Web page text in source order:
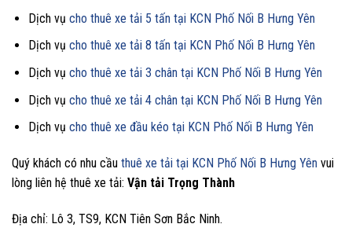
Dịch vụ cho thuê xe tải 5 tấn tại KCN Phố Nối B Hưng Yên
Dịch vụ cho thuê xe tải 8 tấn tại KCN Phố Nối B Hưng Yên
Dịch vụ cho thuê xe tải 3 chân tại KCN Phố Nối B Hưng Yên
Dịch vụ cho thuê xe tải 4 chân tại KCN Phố Nối B Hưng Yên
Dịch vụ cho thuê xe đầu kéo tại KCN Phố Nối B Hưng Yên
Quý khách có nhu cầu thuê xe tải tại KCN Phố Nối B Hưng Yên vui
lòng liên hệ thuê xe tải: Vận tải Trọng Thành
Địa chỉ: Lô 3, TS9, KCN Tiên Sơn Bắc Ninh.